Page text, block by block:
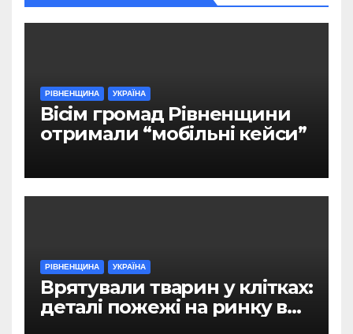
РІВНЕНЩИНА УКРАЇНА
Вісім громад Рівненщини
отримали “мобільні кейси”
РІВНЕНЩИНА УКРАЇНА
Врятували тварин у клітках:
деталі пожежі на ринку в